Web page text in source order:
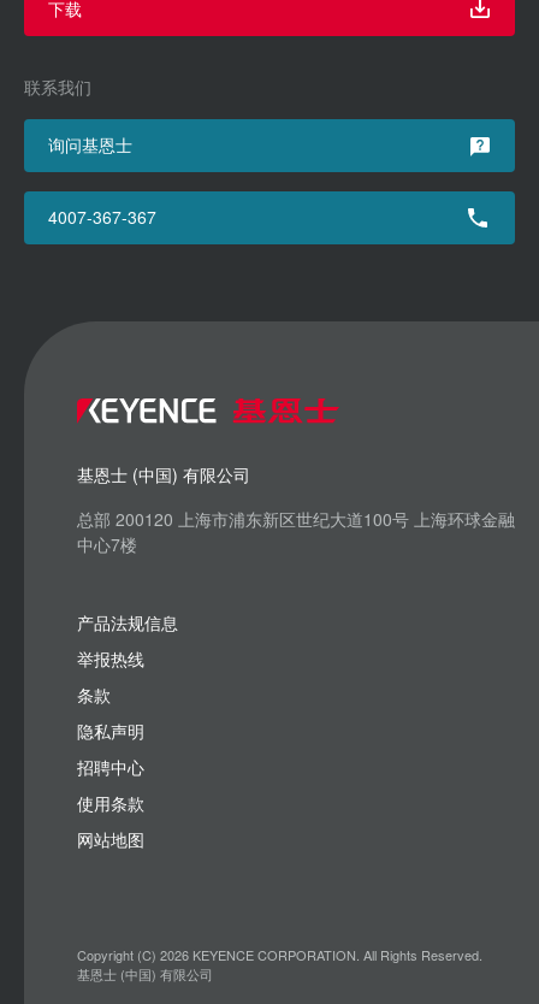
下载
联系我们
询问基恩士
4007-367-367
基恩士 (中国) 有限公司
总部 200120 上海市浦东新区世纪大道100号 上海环球金融
中心7楼
产品法规信息
举报热线
条款
隐私声明
招聘中心
使用条款
网站地图
Copyright (C) 2026 KEYENCE CORPORATION. All Rights Reserved.
基恩士 (中国) 有限公司